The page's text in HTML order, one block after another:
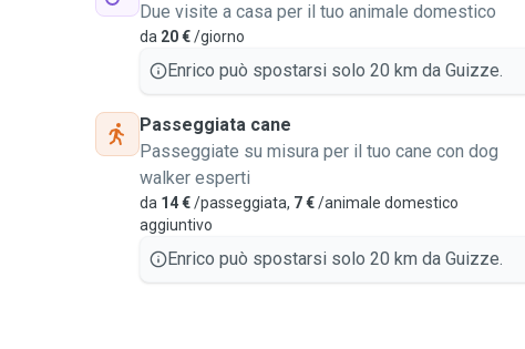
Due visite a casa per il tuo animale domestico
da 20 €/giorno
Enrico può spostarsi solo 20 km da Guizze.
Passeggiata cane
Passeggiate su misura per il tuo cane con dog
walker esperti
da 14 €/passeggiata, 7 €/animale domestico
aggiuntivo
Enrico può spostarsi solo 20 km da Guizze.